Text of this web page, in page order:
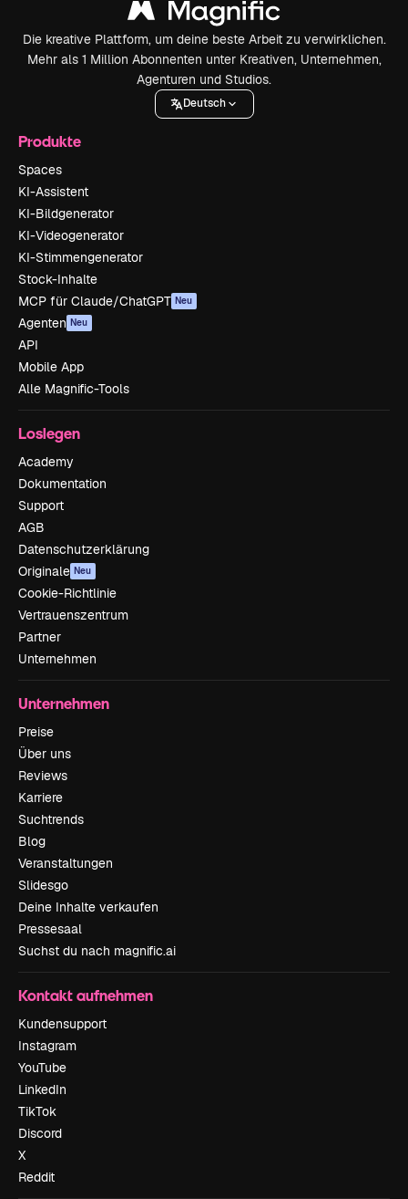
Die kreative Plattform, um deine beste Arbeit zu verwirklichen.
Mehr als 1 Million Abonnenten unter Kreativen, Unternehmen,
Agenturen und Studios.
Deutsch
Produkte
Spaces
KI-Assistent
KI-Bildgenerator
KI-Videogenerator
KI-Stimmengenerator
Stock-Inhalte
MCP für Claude/ChatGPT Neu
Agenten Neu
API
Mobile App
Alle Magnific-Tools
Loslegen
Academy
Dokumentation
Support
AGB
Datenschutzerklärung
Originale Neu
Cookie-Richtlinie
Vertrauenszentrum
Partner
Unternehmen
Unternehmen
Preise
Über uns
Reviews
Karriere
Suchtrends
Blog
Veranstaltungen
Slidesgo
Deine Inhalte verkaufen
Pressesaal
Suchst du nach magnific.ai
Kontakt aufnehmen
Kundensupport
Instagram
YouTube
LinkedIn
TikTok
Discord
X
Reddit